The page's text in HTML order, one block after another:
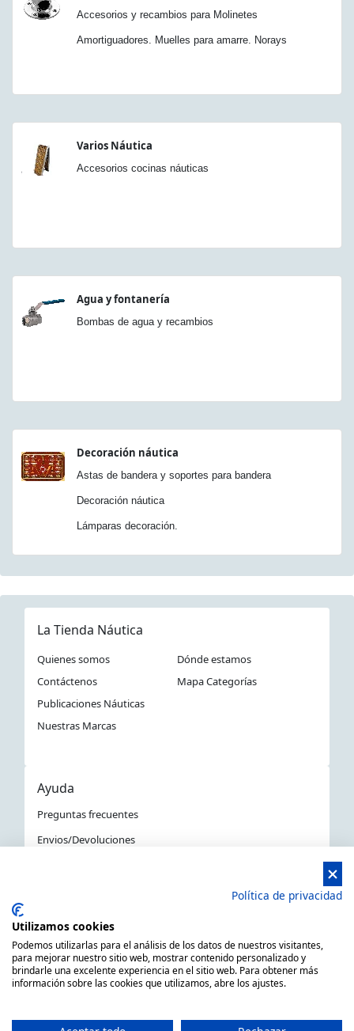
Accesorios y recambios para Molinetes
Amortiguadores. Muelles para amarre. Norays
Varios Náutica
Accesorios cocinas náuticas
Agua y fontanería
Bombas de agua y recambios
Decoración náutica
Astas de bandera y soportes para bandera
Decoración náutica
Lámparas decoración.
La Tienda Náutica
Quienes somos
Dónde estamos
Contáctenos
Mapa Categorías
Publicaciones Náuticas
Nuestras Marcas
Ayuda
Preguntas frecuentes
Envios/Devoluciones
La Tienda Náutica en Barcelona
C/ Primer de Maig 6, 08980 Sant Feliu de Llobregat,
Política de privacidad
Utilizamos cookies
Podemos utilizarlas para el análisis de los datos de nuestros visitantes,
para mejorar nuestro sitio web, mostrar contenido personalizado y
brindarle una excelente experiencia en el sitio web. Para obtener más
información sobre las cookies que utilizamos, abre los ajustes.